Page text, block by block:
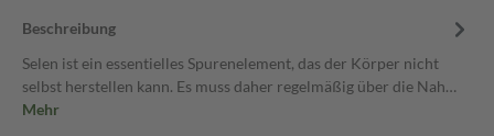
Beschreibung
Selen ist ein essentielles Spurenelement, das der Körper nicht
selbst herstellen kann. Es muss daher regelmäßig über die Nah…
Mehr